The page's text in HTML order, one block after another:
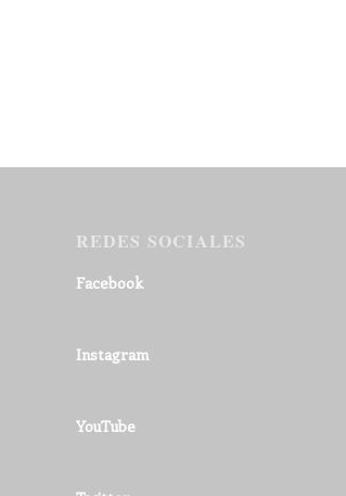
REDES SOCIALES
Facebook
Instagram
YouTube